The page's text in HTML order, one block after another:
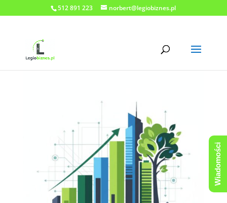
512 891 223 norbert@legiobiznes.pl
Wiadomości